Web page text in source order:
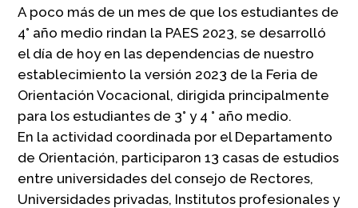
A poco más de un mes de que los estudiantes de
4° año medio rindan la PAES 2023, se desarrolló
el día de hoy en las dependencias de nuestro
establecimiento la versión 2023 de la Feria de
Orientación Vocacional, dirigida principalmente
para los estudiantes de 3° y 4 ° año medio.
En la actividad coordinada por el Departamento
de Orientación, participaron 13 casas de estudios
entre universidades del consejo de Rectores,
Universidades privadas, Institutos profesionales y